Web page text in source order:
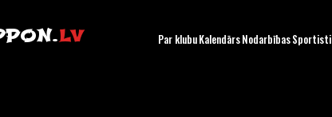
LV Par klubuKalendārsNodarbībasSportisti